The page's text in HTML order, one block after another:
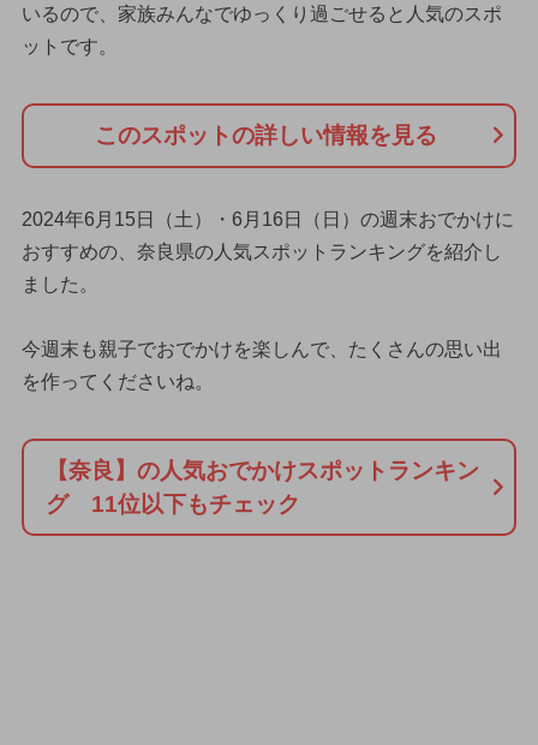
いるので、家族みんなでゆっくり過ごせると人気のスポ
ットです。
このスポットの詳しい情報を見る
2024年6月15日（土）・6月16日（日）の週末おでかけに
おすすめの、奈良県の人気スポットランキングを紹介し
ました。
今週末も親子でおでかけを楽しんで、たくさんの思い出
を作ってくださいね。
【奈良】の人気おでかけスポットランキン
グ 11位以下もチェック